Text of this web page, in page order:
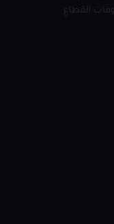
القطاع